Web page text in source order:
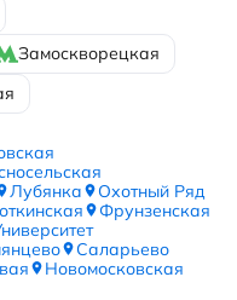
Замоскворецкая
Лубянка
Охотный Ряд
Фрунзенская
Саларьево
Новомосковская